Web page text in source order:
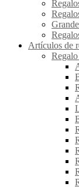
Artículos de